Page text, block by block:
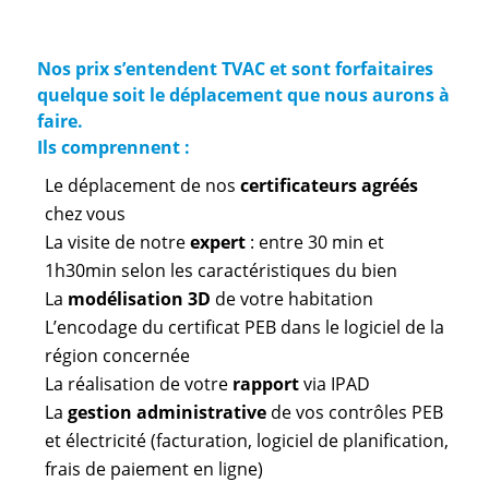
Nos prix s’entendent TVAC et sont forfaitaires
quelque soit le déplacement que nous aurons à
faire.
Ils comprennent :
Le déplacement de nos certificateurs agréés
chez vous
La visite de notreexpert : entre 30 min et
1h30min selon les caractéristiques du bien
La modélisation 3D de votre habitation
L’encodage du certificat PEB dans le logiciel de la
région concernée
La réalisation de votre rapportvia IPAD
La gestion administrativede vos contrôles PEB
et électricité (facturation, logiciel de planification,
frais de paiement en ligne)